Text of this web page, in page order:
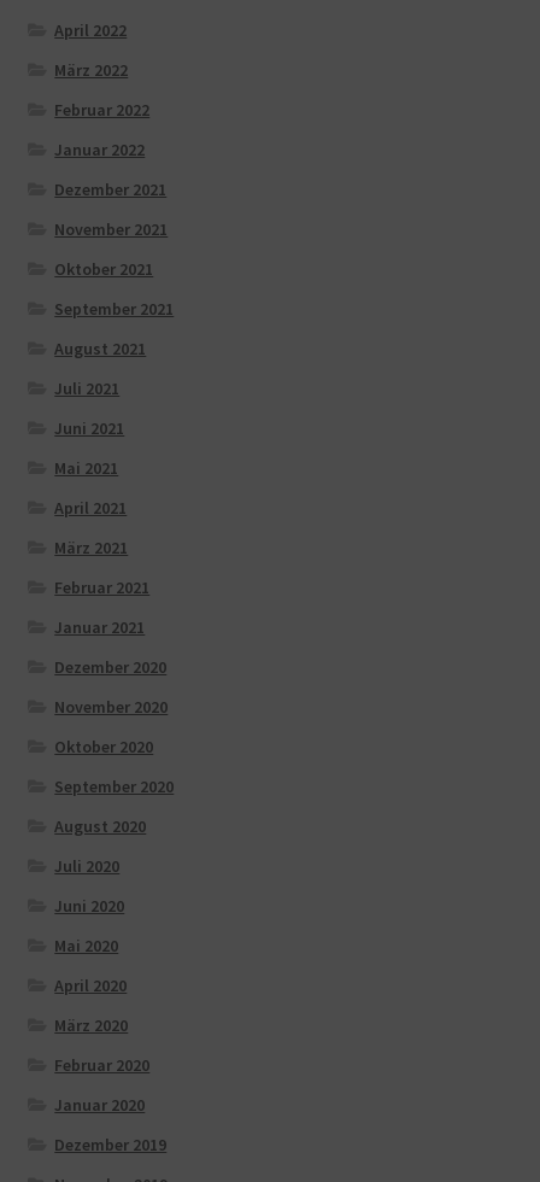
April 2022
März 2022
Februar 2022
Januar 2022
Dezember 2021
November 2021
Oktober 2021
September 2021
August 2021
Juli 2021
Juni 2021
Mai 2021
April 2021
März 2021
Februar 2021
Januar 2021
Dezember 2020
November 2020
Oktober 2020
September 2020
August 2020
Juli 2020
Juni 2020
Mai 2020
April 2020
März 2020
Februar 2020
Januar 2020
Dezember 2019